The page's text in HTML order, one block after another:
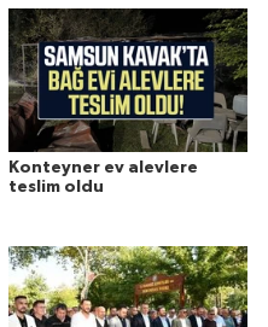
Konteyner ev alevlere
teslim oldu